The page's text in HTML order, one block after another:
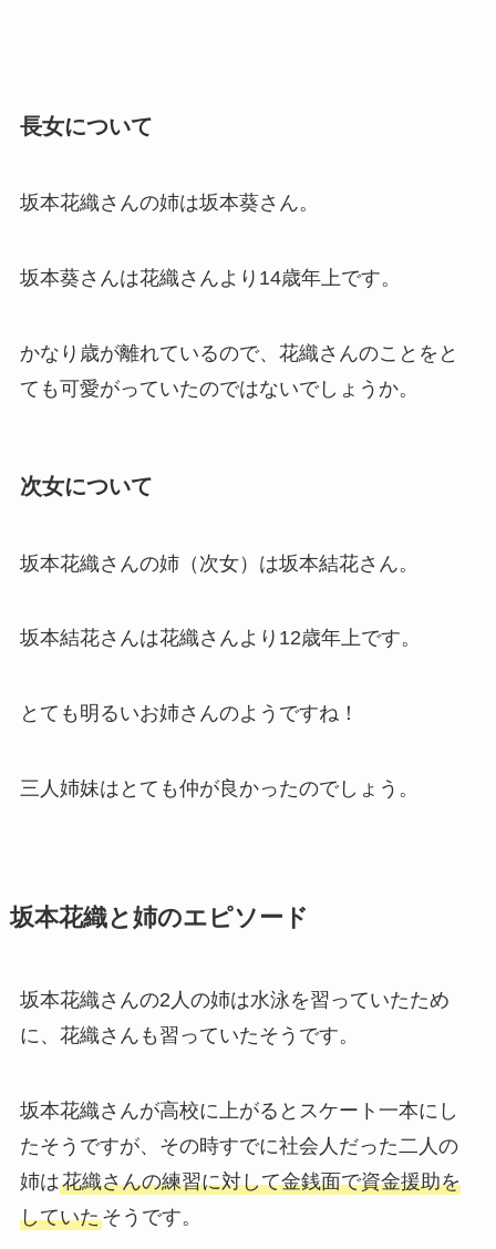
長女について
坂本花織さんの姉は坂本葵さん。
坂本葵さんは花織さんより14歳年上です。
かなり歳が離れているので、花織さんのことをと
ても可愛がっていたのではないでしょうか。
次女について
坂本花織さんの姉（次女）は坂本結花さん。
坂本結花さんは花織さんより12歳年上です。
とても明るいお姉さんのようですね！
三人姉妹はとても仲が良かったのでしょう。
坂本花織と姉のエピソード
坂本花織さんの2人の姉は水泳を習っていたため
に、花織さんも習っていたそうです。
坂本花織さんが高校に上がるとスケート一本にし
たそうですが、その時すでに社会人だった二人の
姉は花織さんの練習に対して金銭面で資金援助を
していたそうです。